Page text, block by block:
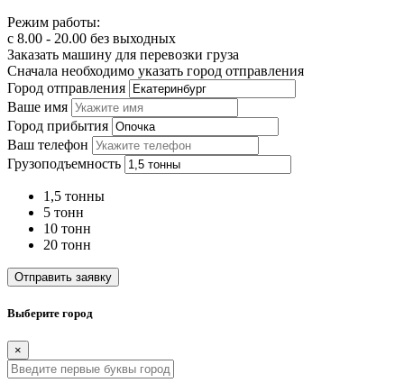
Режим работы:
с 8.00 - 20.00 без выходных
Заказать машину для перевозки груза
Сначала необходимо указать город отправления
Город отправления
Ваше имя
Город прибытия
Ваш телефон
Грузоподъемность
1,5 тонны
5 тонн
10 тонн
20 тонн
Отправить заявку
Выберите город
×